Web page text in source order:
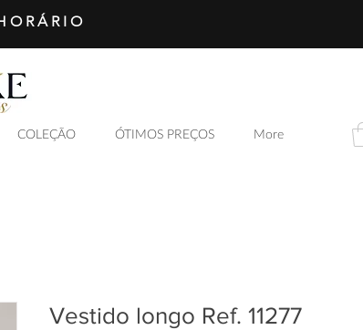
COLEÇÃO ÓTIMOS PREÇOS More
Vestido longo Ref. 11277